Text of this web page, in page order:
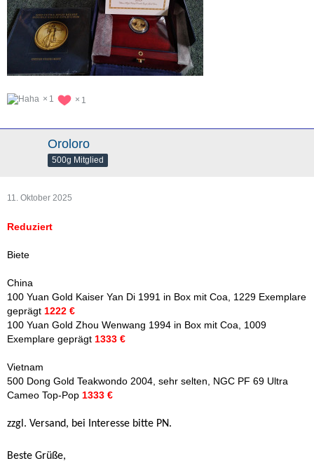
1 1
Oroloro
500g Mitglied
11. Oktober 2025
Reduziert
Biete
China
100 Yuan Gold Kaiser Yan Di 1991 in Box mit Coa, 1229 Exemplare
geprägt 1222 €
100 Yuan Gold Zhou Wenwang 1994 in Box mit Coa, 1009
Exemplare geprägt 1333 €
Vietnam
500 Dong Gold Teakwondo 2004, sehr selten, NGC PF 69 Ultra
Cameo Top-Pop 1333 €
zzgl. Versand, bei Interesse bitte PN.
Beste Grüße,